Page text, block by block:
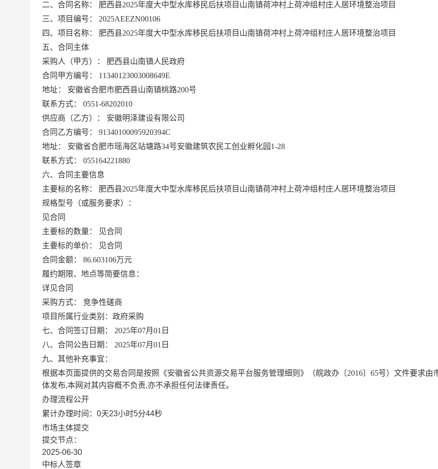
二、合同名称： 肥西县2025年度大中型水库移民后扶项目山南镇荷冲村上荷冲组村庄人居环境整治项目
三、项目编号： 2025AEEZN00106
四、项目名称： 肥西县2025年度大中型水库移民后扶项目山南镇荷冲村上荷冲组村庄人居环境整治项目
五、合同主体
采购人（甲方）： 肥西县山南镇人民政府
合同甲方编号： 11340123003008649E
地址： 安徽省合肥市肥西县山南镇桃路200号
联系方式： 0551-68202010
供应商（乙方）： 安徽明泽建设有限公司
合同乙方编号： 91340100095920394C
地址： 安徽省合肥市瑶海区站塘路34号安徽建筑农民工创业孵化园1-28
联系方式： 055164221880
六、合同主要信息
主要标的名称： 肥西县2025年度大中型水库移民后扶项目山南镇荷冲村上荷冲组村庄人居环境整治项目
规格型号（或服务要求）：
见合同
主要标的数量：
见合同
主要标的单价：
见合同
合同金额： 86.603106万元
履约期限、地点等简要信息：
详见合同
采购方式： 竞争性磋商
项目所属行业类别：政府采购
七、合同签订日期： 2025年07月01日
八、合同公告日期： 2025年07月01日
九、其他补充事宜：
根据本页面提供的交易合同是按照《安徽省公共资源交易平台服务管理细则》（皖政办〔2016〕65号）文件要求由
体发布,本网对其内容概不负责,亦不承担任何法律责任。
办理流程公开
累计办理时间： 0天23小时5分44秒
市场主体提交
提交节点：
2025-06-30
中标人签章